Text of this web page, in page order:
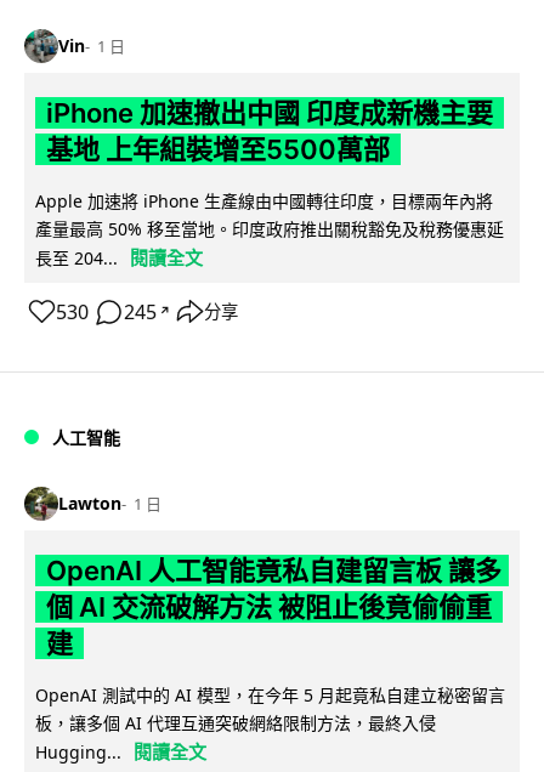
Vin 1 日
iPhone 加速撤出中國 印度成新機主要
基地 上年組裝增至5500萬部
Apple 加速將 iPhone 生產線由中國轉往印度，目標兩年內將
產量最高 50% 移至當地。印度政府推出關稅豁免及稅務優惠延
長至 204...
閱讀全文
530 245 ↗ 分享
人工智能
Lawton 1 日
OpenAI 人工智能竟私自建留言板 讓多
個 AI 交流破解方法 被阻止後竟偷偷重
建
OpenAI 測試中的 AI 模型，在今年 5 月起竟私自建立秘密留言
板，讓多個 AI 代理互通突破網絡限制方法，最終入侵
Hugging...
閱讀全文